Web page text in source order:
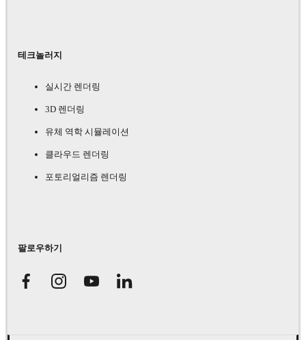
테크놀러지
실시간 렌더링
3D 렌더링
유체 역학 시뮬레이션
클라우드 렌더링
포토리얼리즘 렌더링
팔로우하기